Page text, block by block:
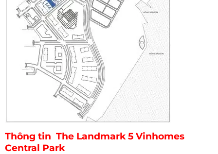
Thông tin The Landmark 5 Vinhomes
Central Park